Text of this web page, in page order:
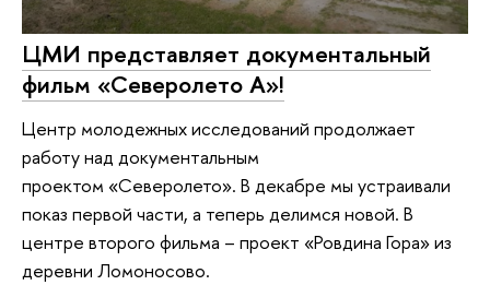
ЦМИ представляет документальный
фильм «Северолето А»!
Центр молодежных исследований продолжает
работу над документальным
проектом «Северолето». В декабре мы устраивали
показ первой части, а теперь делимся новой. В
центре второго фильма – проект «Ровдина Гора» из
деревни Ломоносово.